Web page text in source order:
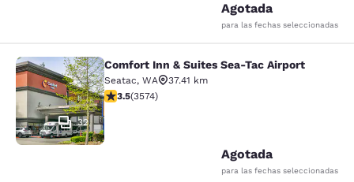
Agotada
para las fechas seleccionadas
Comfort Inn & Suites Sea-Tac
32
Comfort Inn & Suites Sea-Tac Airport
Seatac, WA
37.41 km
Calificación de 3.53 estrellas. Bueno. 3574 reseñas
3.5(3574)
Agotada
para las fechas seleccionadas